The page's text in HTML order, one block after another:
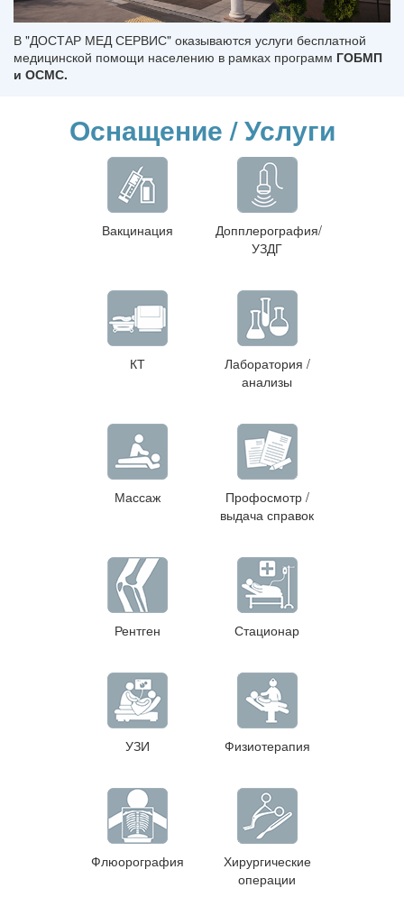
В "ДОСТАР МЕД СЕРВИС" оказываются услуги бесплатной
медицинской помощи населению в рамках программ ГОБМП
и ОСМС.
Оснащение / Услуги
Вакцинация
Допплерография/
УЗДГ
КТ
Лаборатория /
анализы
Массаж
Профосмотр /
выдача справок
Рентген Стационар
УЗИ Физиотерапия
Флюорография
Хирургические
операции